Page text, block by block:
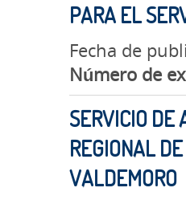
PARA EL
Fecha de
Número de
SERVICIO DE
REGIONAL
VALDEMORO